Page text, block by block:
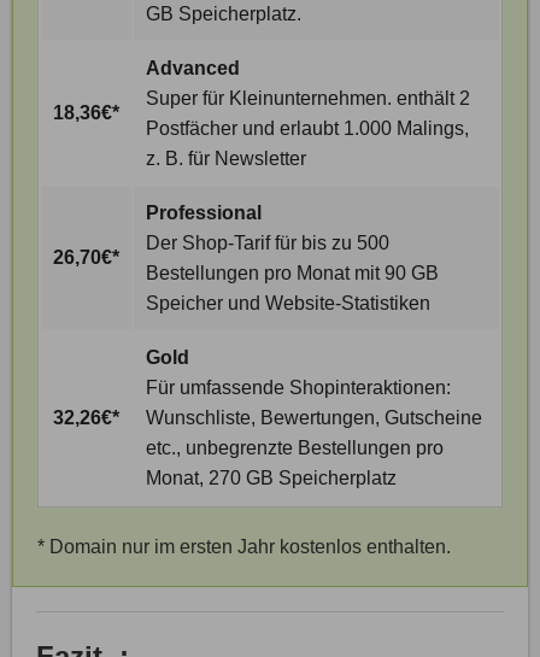
GB Speicherplatz.
18,36€*
Advanced
Super für Kleinunternehmen. enthält 2
Postfächer und erlaubt 1.000 Malings,
z. B. für Newsletter
26,70€*
Professional
Der Shop-Tarif für bis zu 500
Bestellungen pro Monat mit 90 GB
Speicher und Website-Statistiken
32,26€*
Gold
Für umfassende Shopinteraktionen:
Wunschliste, Bewertungen, Gutscheine
etc., unbegrenzte Bestellungen pro
Monat, 270 GB Speicherplatz
* Domain nur im ersten Jahr kostenlos enthalten.